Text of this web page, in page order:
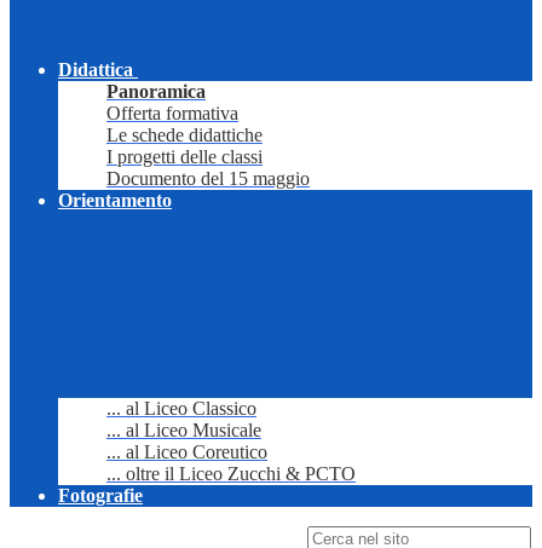
Didattica
Panoramica
Offerta formativa
Le schede didattiche
I progetti delle classi
Documento del 15 maggio
Orientamento
... al Liceo Classico
... al Liceo Musicale
... al Liceo Coreutico
... oltre il Liceo Zucchi & PCTO
Fotografie